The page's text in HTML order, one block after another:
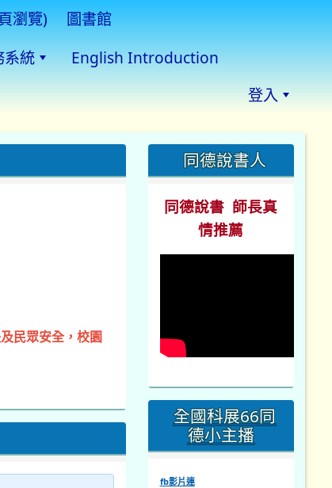
瀏覽)
圖書館
系統
English Introduction
登入
民眾安全，校園
::: 同德說書人
同德說書 師長真
情推薦
全國科展66同
德小主播
fb影片連